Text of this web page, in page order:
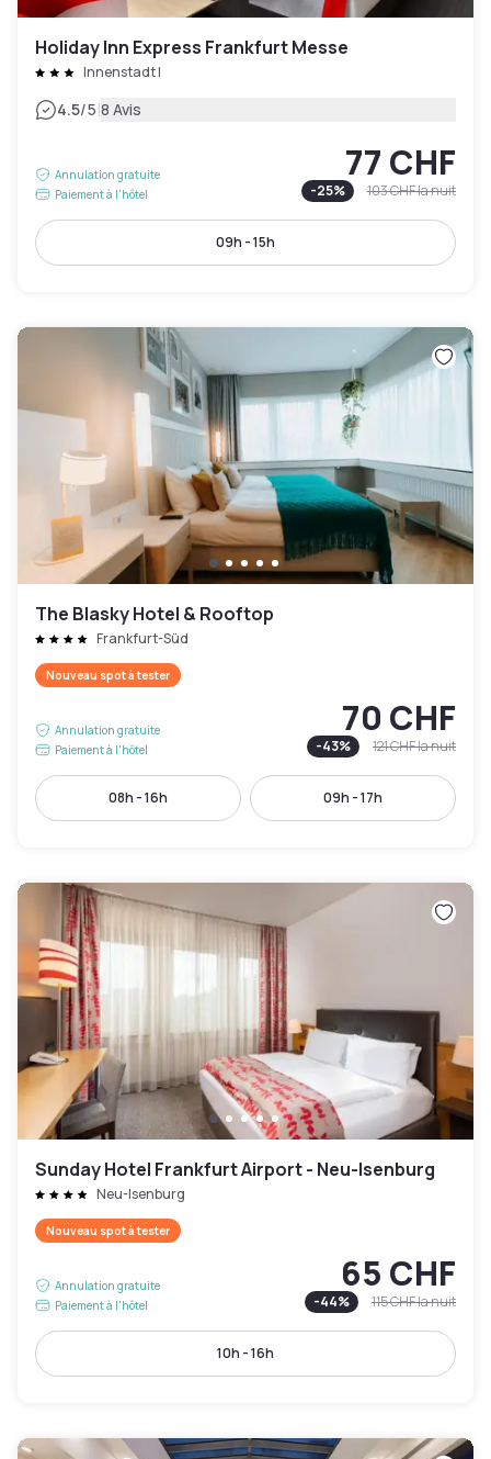
Holiday Inn Express Frankfurt Messe
Innenstadt I
4.5/5|8 Avis
Annulation gratuite
Paiement à l'hôtel
77 CHF
-25% 103 CHFla nuit
09h - 15h
The Blasky Hotel & Rooftop
Frankfurt-Süd
Nouveau spot à tester
Annulation gratuite
Paiement à l'hôtel
70 CHF
-43% 121 CHFla nuit
08h - 16h 09h - 17h
Sunday Hotel Frankfurt Airport - Neu-Isenburg
Neu-Isenburg
Nouveau spot à tester
Annulation gratuite
Paiement à l'hôtel
65 CHF
-44% 115 CHFla nuit
10h - 16h